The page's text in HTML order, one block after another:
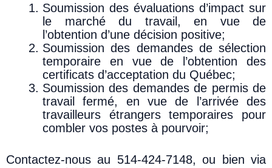
Soumission des évaluations d’impact sur
le marché du travail, en vue de
l’obtention d’une décision positive;
Soumission des demandes de sélection
temporaire en vue de l’obtention des
certificats d’acceptation du Québec;
Soumission des demandes de permis de
travail fermé, en vue de l’arrivée des
travailleurs étrangers temporaires pour
combler vos postes à pourvoir;
Contactez-nous au 514-424-7148, ou bien via